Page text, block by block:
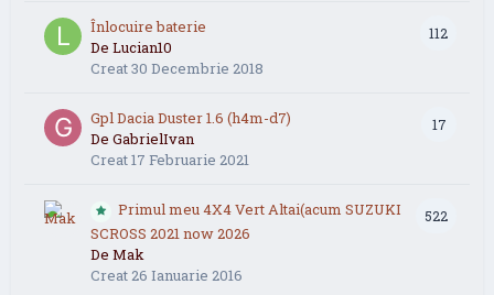
112
Înlocuire baterie
De Lucian10
Creat30 Decembrie 2018
17
Gpl Dacia Duster 1.6 (h4m-d7)
De GabrielIvan
Creat17 Februarie 2021
522
Primul meu 4X4 Vert Altai(acum SUZUKI
SCROSS 2021 now 2026
De Mak
Creat26 Ianuarie 2016